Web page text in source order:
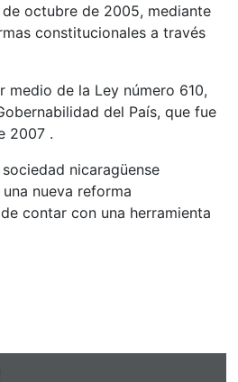
octubre de 2005, mediante
constitucionales a través
de la Ley número 610,
del País, que fue
2007 .
nicaragüense
nueva reforma
contar con una herramienta